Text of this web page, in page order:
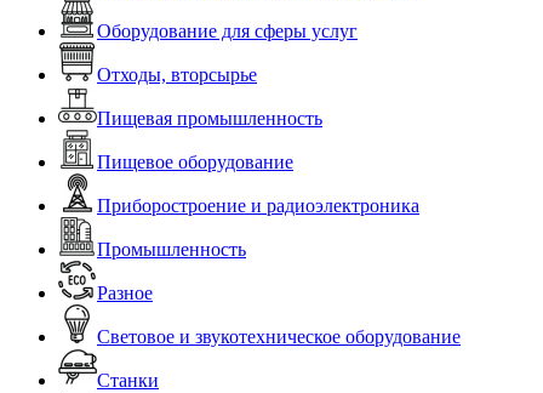
Оборудование для сферы услуг
Отходы, вторсырье
Пищевая промышленность
Пищевое оборудование
Приборостроение и радиоэлектроника
Промышленность
Разное
Световое и звукотехническое оборудование
Станки